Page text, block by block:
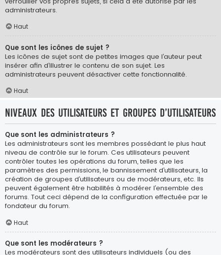
administrateurs.
Haut
Que sont les icônes de sujet ?
Les icônes de sujet sont de petites images que l’auteur peut
insérer afin d’illustrer le contenu de son sujet. Les
administrateurs peuvent désactiver cette fonctionnalité.
Haut
Niveaux des utilisateurs et groupes d’utilisateurs
Que sont les administrateurs ?
Les administrateurs sont les membres possédant le plus haut
niveau de contrôle sur le forum. Ces utilisateurs peuvent
contrôler toutes les opérations du forum, telles que les
paramètres des permissions, le bannissement d’utilisateurs, la
création de groupes d’utilisateurs ou de modérateurs, etc. Ils
peuvent également être habilités à modérer l’ensemble des
forums. Tout ceci dépend de la configuration effectuée par le
fondateur du forum.
Haut
Que sont les modérateurs ?
Les modérateurs sont des utilisateurs individuels (ou des